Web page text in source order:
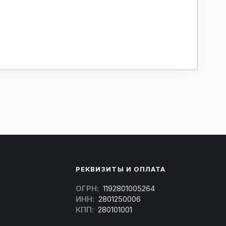
РЕКВИЗИТЫ И ОПЛАТА
ОГРН: 1192801005264
ИНН: 2801250006
КПП: 280101001